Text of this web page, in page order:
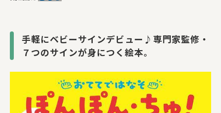
手軽にベビーサインデビュー♪専門家監修・
７つのサインが身につく絵本。